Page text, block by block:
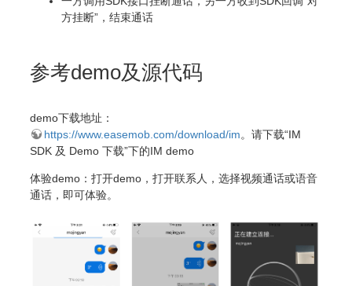
方挂断”，结束通话
参考demo及源代码
demo下载地址：
https://www.easemob.com/download/im。请下载“IM
SDK 及 Demo 下载”下的IM demo
体验demo：打开demo，打开联系人，选择视频通话或语音
通话，即可体验。